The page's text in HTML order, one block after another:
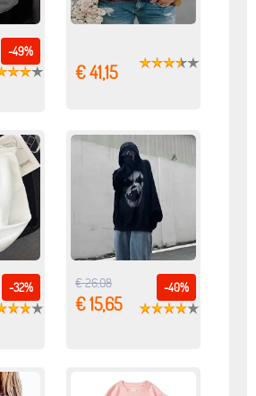
-49%
€ 41,15
-32% -40%
€ 26,08
€ 15,65